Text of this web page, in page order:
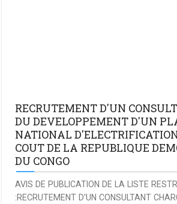
RECRUTEMENT D'UN
DU DEVELOPPEMENT D'UN
NATIONAL
COUT DE LA REPUBLIQUE
DU CONGO
AVIS DE PUBLICATION DE LA LISTE
:RECRUTEMENT D'UN CONSULTANT